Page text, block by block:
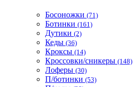
Босоножки (71)
Ботинки (161)
Дутики (2)
Кеды (36)
Кроксы (14)
Кроссовки/сникеры (148)
Лоферы (30)
П/ботинки (53)